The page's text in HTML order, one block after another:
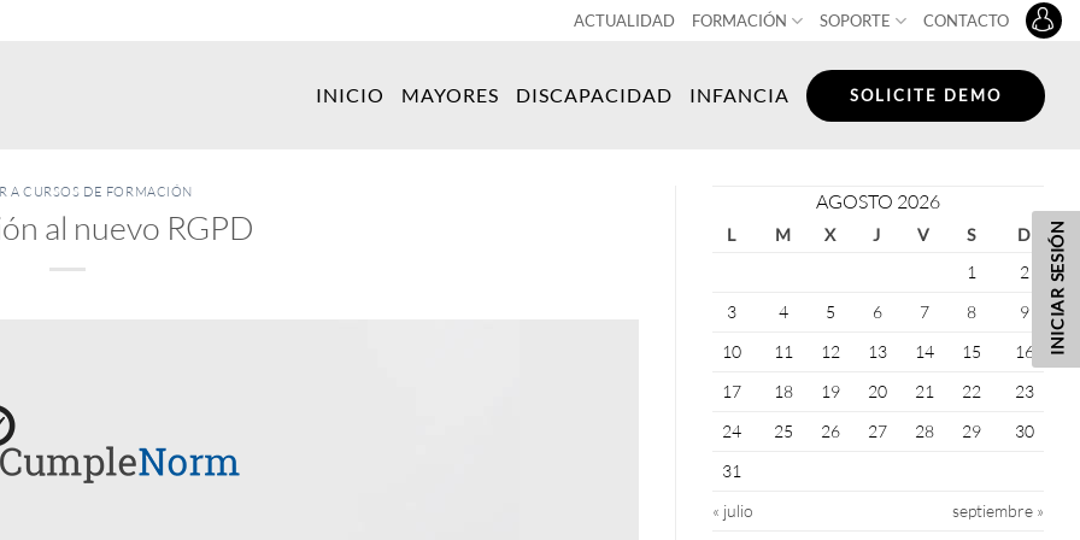
ACTUALIDAD FORMACIÓN SOPORTE CONTACTO
INICIO MAYORES DISCAPACIDAD INFANCIA SOLICITE DEMO
A CURSOS DE FORMACIÓN
al nuevo RGPD
AGOSTO 2026
L M X J V S
D
1
2
3
4 5 6 7 8
9
10
11 12 13 14 15
16
17
18 19 20 21 22
23
24
25 26 27 28 29
30
31
« julio
septiembre »
INICIAR SESIÓN